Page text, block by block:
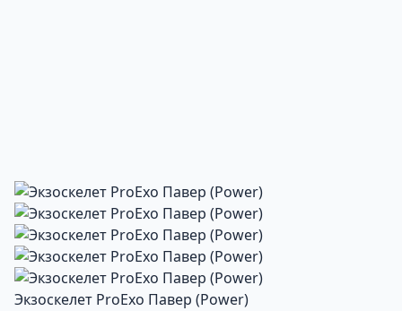
Экзоскелет ProExo Павер (Power)